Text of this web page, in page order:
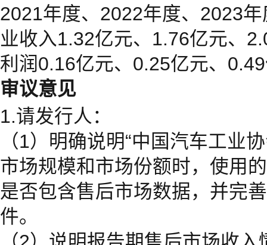
2021年度、2022年度、2023
业收入1.32亿元、1.76亿元、
利润0.16亿元、0.25亿元、
审议意见
1.请发行人：
（1）明确说明“中国汽车工业
市场规模和市场份额时，使用
是否包含售后市场数据，并完
件。